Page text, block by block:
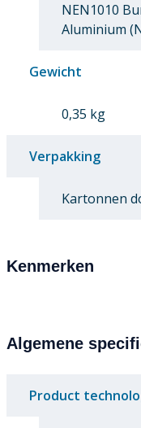
NEN1010
Aluminium
Gewicht
0,35 kg
Verpakking
Kartonnen
Kenmerken
Algemene
Product